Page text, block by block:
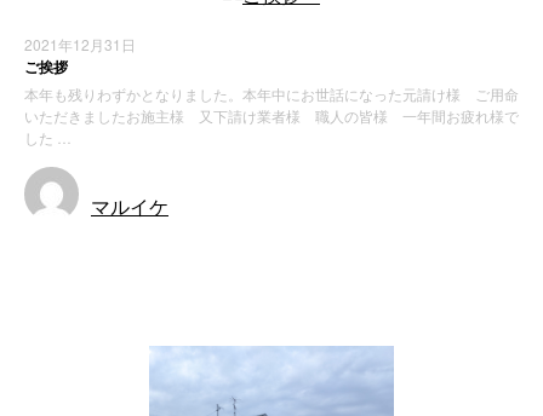
2021年12月31日
ご挨拶
本年も残りわずかとなりました。本年中にお世話になった元請け様 ご用命
いただきましたお施主様 又下請け業者様 職人の皆様 一年間お疲れ様で
した …
マルイケ